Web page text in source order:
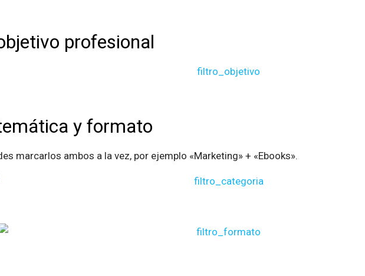
profesional
y formato
marcarlos ambos a la vez, por ejemplo «Marketing» + «Ebooks».